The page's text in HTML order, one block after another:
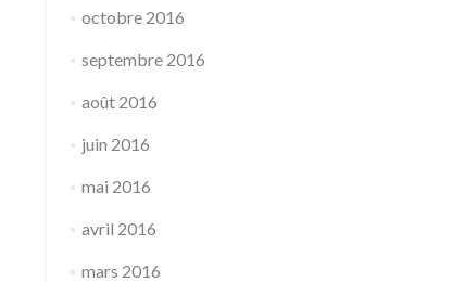
octobre 2016
septembre 2016
août 2016
juin 2016
mai 2016
avril 2016
mars 2016